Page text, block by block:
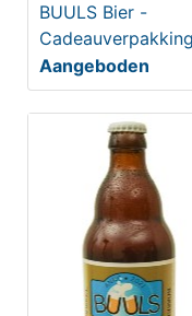
BUULS Bier -
4-pack met glas
Aangeboden